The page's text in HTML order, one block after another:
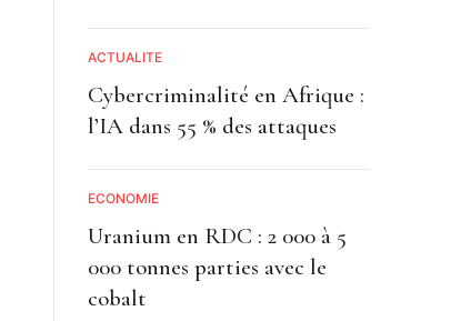
ACTUALITE
Cybercriminalité en Afrique :
l’IA dans 55 % des attaques
ECONOMIE
Uranium en RDC : 2 000 à 5
000 tonnes parties avec le
cobalt